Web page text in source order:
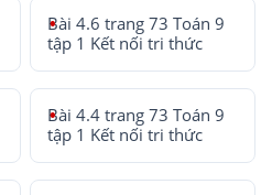
Bài 4.6 trang 73 Toán 9
tập 1 Kết nối tri thức
Bài 4.4 trang 73 Toán 9
tập 1 Kết nối tri thức